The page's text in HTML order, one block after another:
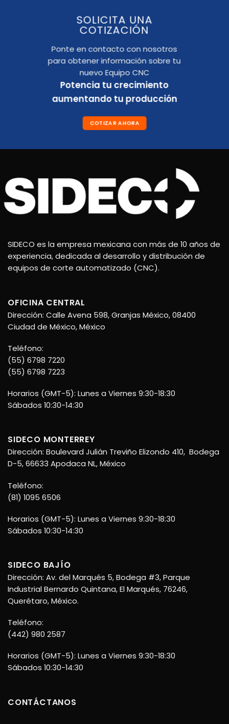
SOLICITA UNA
COTIZACIÓN
Ponte en contacto con nosotros
para obtener información sobre tu
nuevo Equipo CNC
Potencia tu crecimiento
aumentando tu producción
COTIZAR AHORA
SIDECO es la empresa mexicana con más de 10 años de
experiencia, dedicada al desarrollo y distribución de
equipos de corte automatizado (CNC).
OFICINA CENTRAL
Dirección: Calle Avena 598, Granjas México, 08400
Ciudad de México, México
Teléfono:
(55) 6798 7220
(55) 6798 7223
Horarios (GMT-5): Lunes a Viernes 9:30-18:30
Sábados 10:30-14:30
SIDECO MONTERREY
Dirección: Boulevard Julián Treviño Elizondo 410, Bodega
D-5, 66633 Apodaca NL, México
Teléfono:
(81) 1095 6506
Horarios (GMT-5): Lunes a Viernes 9:30-18:30
Sábados 10:30-14:30
SIDECO BAJÍO
Dirección: Av. del Marqués 5, Bodega #3, Parque
Industrial Bernardo Quintana, El Marqués, 76246,
Querétaro, México.
Teléfono:
(442) 980 2587
Horarios (GMT-5): Lunes a Viernes 9:30-18:30
Sábados 10:30-14:30
CONTÁCTANOS